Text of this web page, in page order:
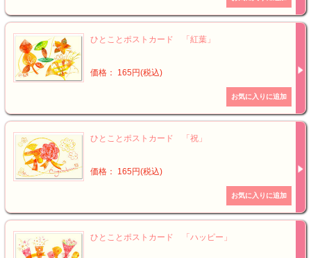
ひとことポストカード 「紅葉」
価格： 165円(税込)
ひとことポストカード 「祝」
価格： 165円(税込)
ひとことポストカード 「ハッピー」